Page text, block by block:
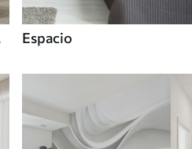
Espacio